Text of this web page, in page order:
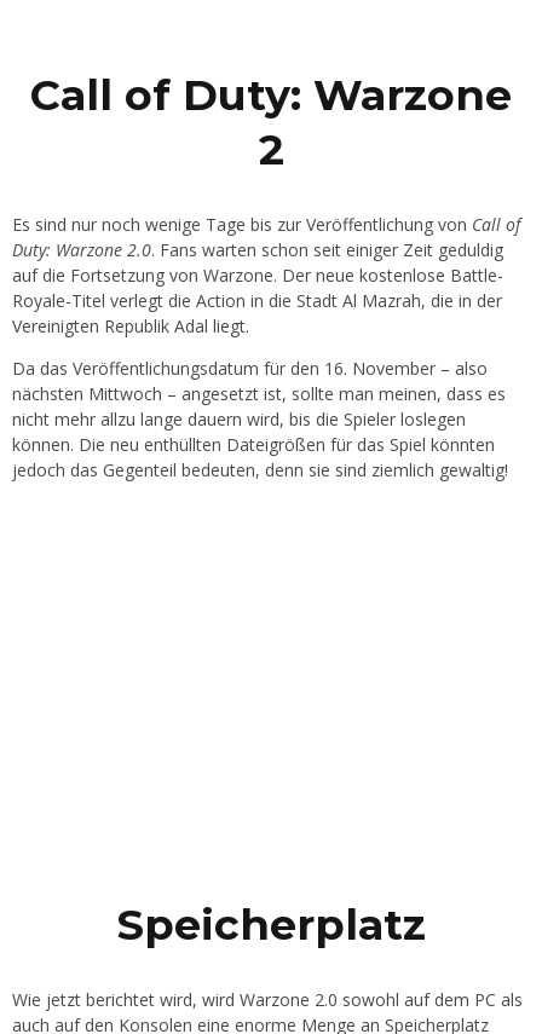
Call of Duty: Warzone
2
Es sind nur noch wenige Tage bis zur Veröffentlichung von Call of
Duty: Warzone 2.0. Fans warten schon seit einiger Zeit geduldig
auf die Fortsetzung von Warzone. Der neue kostenlose Battle-
Royale-Titel verlegt die Action in die Stadt Al Mazrah, die in der
Vereinigten Republik Adal liegt.
Da das Veröffentlichungsdatum für den 16. November – also
nächsten Mittwoch – angesetzt ist, sollte man meinen, dass es
nicht mehr allzu lange dauern wird, bis die Spieler loslegen
können. Die neu enthüllten Dateigrößen für das Spiel könnten
jedoch das Gegenteil bedeuten, denn sie sind ziemlich gewaltig!
Speicherplatz
Wie jetzt berichtet wird, wird Warzone 2.0 sowohl auf dem PC als
auch auf den Konsolen eine enorme Menge an Speicherplatz